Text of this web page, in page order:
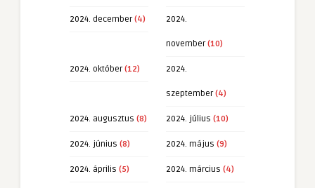
2024. december(4) 2024.
november(10)
2024. október(12) 2024.
szeptember(4)
2024. augusztus (8) 2024. július (10)
2024. június (8) 2024. május (9)
2024. április (5) 2024. március (4)